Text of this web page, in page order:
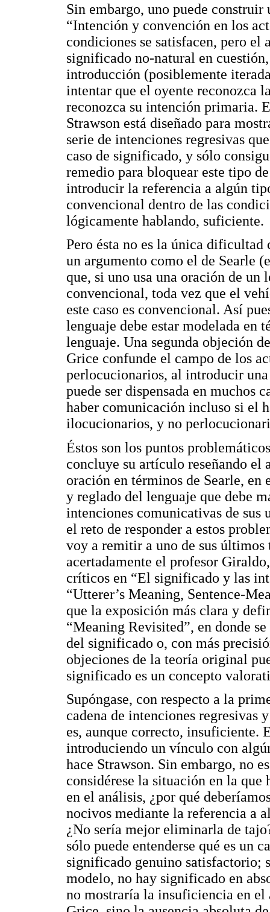
Sin embargo, uno puede
“Intención y convención en los
condiciones se satisfacen, pero el
significado no-natural en
introducción (posiblemente
intentar que el oyente reconozca
reconozca su intención primaria.
Strawson está diseñado para
serie de intenciones regresivas
caso de significado, y sólo
remedio para bloquear este tipo
introducir la referencia a algún
convencional dentro de las
lógicamente hablando, suficiente.
Pero ésta no es la única dificultad
un argumento como el de Searle
que, si uno usa una oración de un
convencional, toda vez que el
este caso es convencional. Así
lenguaje debe estar modelada en
lenguaje. Una segunda objeción
Grice confunde el campo de los
perlocucionarios, al introducir
puede ser dispensada en muchos
haber comunicación incluso si el
ilocucionarios, y no
Éstos son los puntos
concluye su artículo reseñando
oración en términos de Searle,
y reglado del lenguaje que debe
intenciones comunicativas de sus
el reto de responder a estos
voy a remitir a uno de sus
acertadamente el profesor
críticos en “El significado y las
“Utterer’s Meaning, Sentence-
que la exposición más clara y
“Meaning Revisited”, en donde
del significado o, con más
objeciones de la teoría original
significado es un concepto
Supóngase, con respecto a la
cadena de intenciones
es, aunque correcto, insuficiente.
introduciendo un vínculo con
hace Strawson. Sin embargo, no
considérese la situación en la
en el análisis, ¿por qué
nocivos mediante la referencia a
¿No sería mejor eliminarla de
sólo puede entenderse qué es un
significado genuino satisfactorio;
modelo, no hay significado en
no mostraría la insuficiencia en